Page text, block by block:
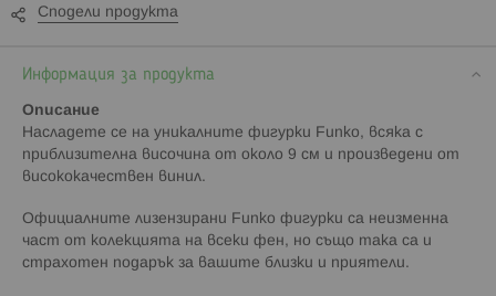
Сподели продукта
Информация за продукта
Описание
Насладете се на уникалните фигурки Funko, всяка с
приблизителна височина от около 9 см и произведени от
висококачествен винил.
Официалните лизензирани Funko фигурки са неизменна
част от колекцията на всеки фен, но също така са и
страхотен подарък за вашите близки и приятели.